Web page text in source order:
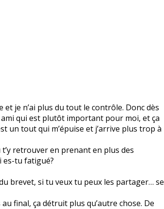
je n’ai plus du tout le contrôle. Donc dès
ami qui est plutôt important pour moi, et ça
un tout qui m’épuise et j’arrive plus trop à
retrouver en prenant en plus des
es-tu fatigué?
brevet, si tu veux tu peux les partager… se
final, ça détruit plus qu’autre chose. De